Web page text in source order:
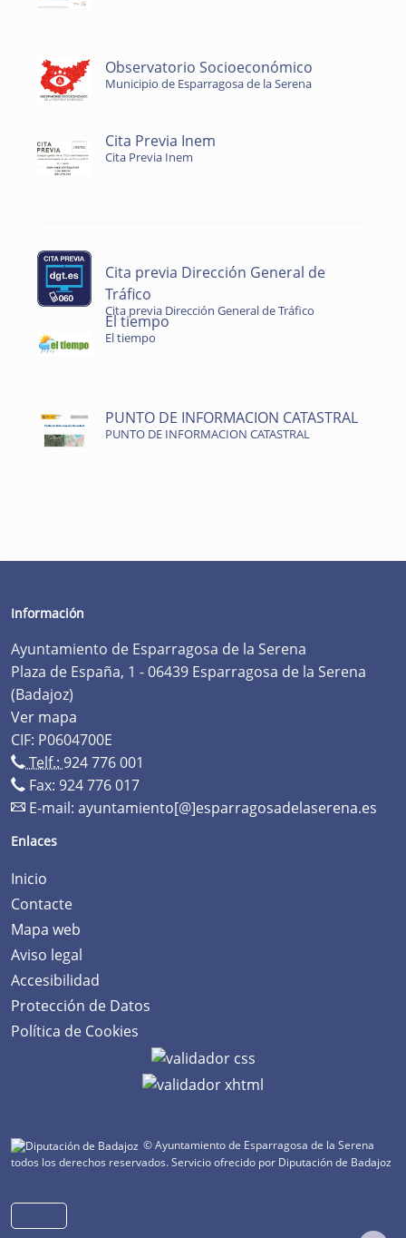
Observatorio Socioeconómico
Municipio de Esparragosa de la Serena
Cita Previa Inem
Cita Previa Inem
Cita previa Dirección General de
Tráfico
Cita previa Dirección General de Tráfico
El tiempo
El tiempo
PUNTO DE INFORMACION CATASTRAL
PUNTO DE INFORMACION CATASTRAL
Información
Ayuntamiento de Esparragosa de la Serena
Plaza de España, 1 - 06439 Esparragosa de la Serena
(Badajoz)
Ver mapa
CIF: P0604700E
Telf.: 924 776 001
Fax: 924 776 017
E-mail: ayuntamiento[@]esparragosadelaserena.es
Enlaces
Inicio
Contacte
Mapa web
Aviso legal
Accesibilidad
Protección de Datos
Política de Cookies
© Ayuntamiento de Esparragosa de la Serena
todos los derechos reservados.Servicio ofrecido por Diputación de Badajoz